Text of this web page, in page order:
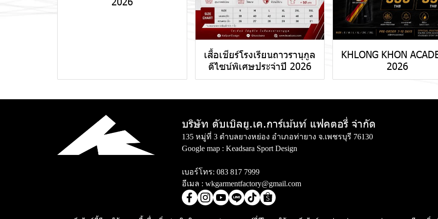
เสื้อเชียร์โรงเรียนถาวรานุกูล
ดีไซน์พิเศษประจำปี 2026
KHLONG KHON
2026
บริษัท ดับเบิลยู.เค.การ์เม้นท์ แฟคตอรี่ จำกัด
135 หมู่ที่ 3 ตำบลยางหย่อง อำเภอท่ายาง จ.เพชรบุรี 76130
Google map : Keadsara Sport Design
เบอร์โทร: 083 817 7999
อีเมล : wkgarmentfactory@gmail.com